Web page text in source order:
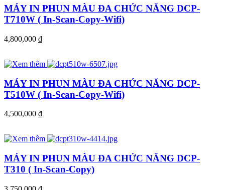
MÁY IN PHUN MÀU ĐA CHỨC NĂNG DCP-
T710W ( In-Scan-Copy-Wifi)
4,800,000 đ
MÁY IN PHUN MÀU ĐA CHỨC NĂNG DCP-
T510W ( In-Scan-Copy-Wifi)
4,500,000 đ
MÁY IN PHUN MÀU ĐA CHỨC NĂNG DCP-
T310 ( In-Scan-Copy)